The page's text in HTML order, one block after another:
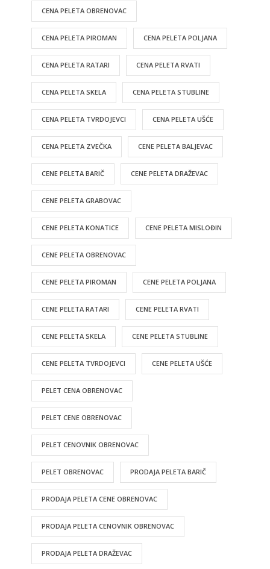
CENA PELETA OBRENOVAC
CENA PELETA PIROMAN CENA PELETA POLJANA
CENA PELETA RATARI CENA PELETA RVATI
CENA PELETA SKELA CENA PELETA STUBLINE
CENA PELETA TVRDOJEVCI CENA PELETA UŠĆE
CENA PELETA ZVEČKA CENE PELETA BALJEVAC
CENE PELETA BARIČ CENE PELETA DRAŽEVAC
CENE PELETA GRABOVAC
CENE PELETA KONATICE CENE PELETA MISLOĐIN
CENE PELETA OBRENOVAC
CENE PELETA PIROMAN CENE PELETA POLJANA
CENE PELETA RATARI CENE PELETA RVATI
CENE PELETA SKELA CENE PELETA STUBLINE
CENE PELETA TVRDOJEVCI CENE PELETA UŠĆE
PELET CENA OBRENOVAC
PELET CENE OBRENOVAC
PELET CENOVNIK OBRENOVAC
PELET OBRENOVAC PRODAJA PELETA BARIČ
PRODAJA PELETA CENE OBRENOVAC
PRODAJA PELETA CENOVNIK OBRENOVAC
PRODAJA PELETA DRAŽEVAC